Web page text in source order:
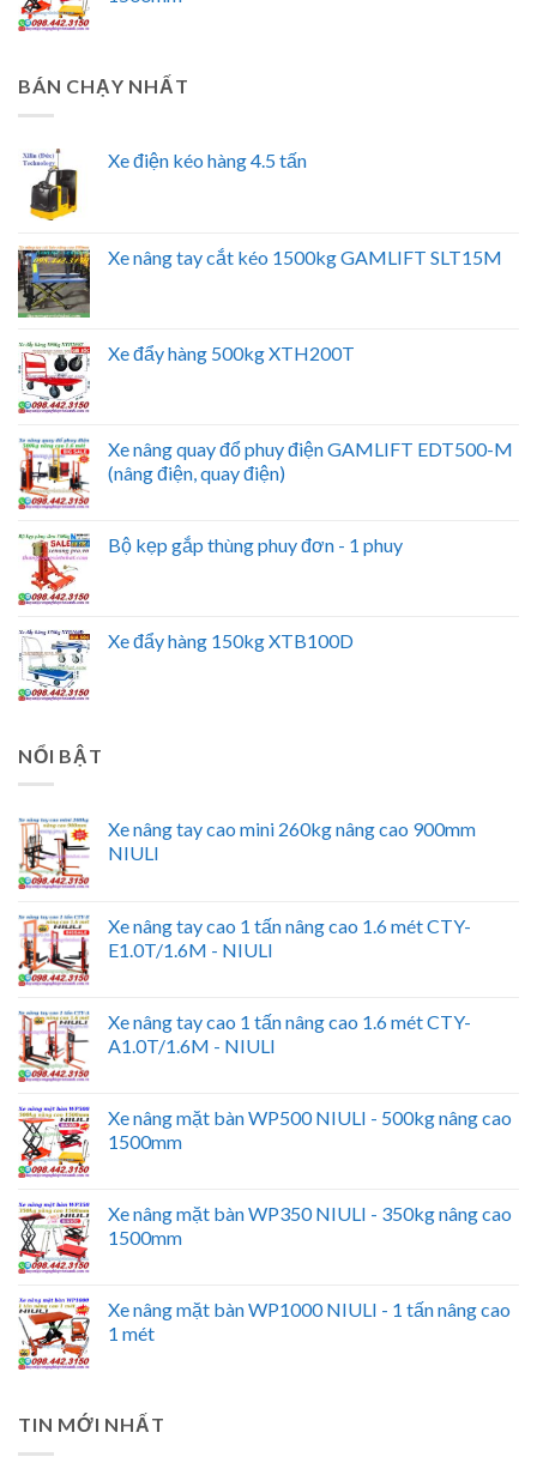
BÁN CHẠY NHẤT
Xe điện kéo hàng 4.5 tấn
Xe nâng tay cắt kéo 1500kg GAMLIFT SLT15M
Xe đẩy hàng 500kg XTH200T
Xe nâng quay đổ phuy điện GAMLIFT EDT500-M
(nâng điện, quay điện)
Bộ kẹp gắp thùng phuy đơn - 1 phuy
Xe đẩy hàng 150kg XTB100D
NỔI BẬT
Xe nâng tay cao mini 260kg nâng cao 900mm
NIULI
Xe nâng tay cao 1 tấn nâng cao 1.6 mét CTY-
E1.0T/1.6M - NIULI
Xe nâng tay cao 1 tấn nâng cao 1.6 mét CTY-
A1.0T/1.6M - NIULI
Xe nâng mặt bàn WP500 NIULI - 500kg nâng cao
1500mm
Xe nâng mặt bàn WP350 NIULI - 350kg nâng cao
1500mm
Xe nâng mặt bàn WP1000 NIULI - 1 tấn nâng cao
1 mét
TIN MỚI NHẤT